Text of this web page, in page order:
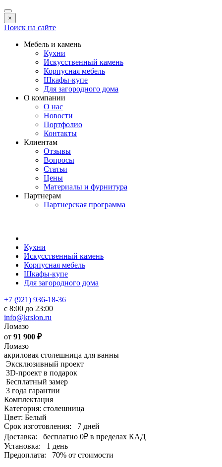
×
Поиск на сайте
Мебель и камень
Кухни
Искусственный камень
Корпусная мебель
Шкафы-купе
Для загородного дома
О компании
О нас
Новости
Портфолио
Контакты
Клиентам
Отзывы
Вопросы
Статьи
Цены
Материалы и фурнитура
Партнерам
Партнерская программа
Кухни
Искусственный камень
Корпусная мебель
Шкафы-купе
Для загородного дома
+7 (921) 936-18-36
с 8:00 до 23:00
info@krslon.ru
Ломазо
от 91 900 ₽
Ломазо
акриловая столешница для ванны
Эксклюзивный проект
3D-проект в подарок
Бесплатный замер
3 года гарантии
Комплектация
Категория: столешница
Цвет: Белый
Срок изготовления:
7 дней
Доставка:
бесплатно 0₽ в пределах КАД
Установка:
1 день
Предоплата:
70% от стоимости